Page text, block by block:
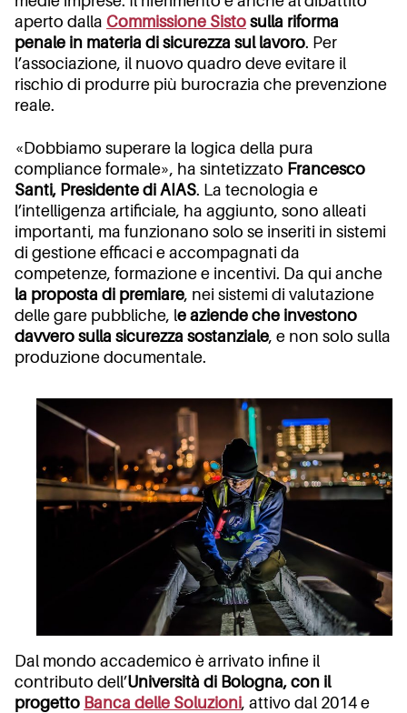
aperto dalla Commissione Sisto sulla riforma
penale in materia di sicurezza sul lavoro. Per
l’associazione, il nuovo quadro deve evitare il
rischio di produrre più burocrazia che prevenzione
reale.
«Dobbiamo superare la logica della pura
compliance formale», ha sintetizzato Francesco
Santi, Presidente di AIAS. La tecnologia e
l’intelligenza artificiale, ha aggiunto, sono alleati
importanti, ma funzionano solo se inseriti in sistemi
di gestione efficaci e accompagnati da
competenze, formazione e incentivi. Da qui anche
la proposta di premiare, nei sistemi di valutazione
delle gare pubbliche, le aziende che investono
davvero sulla sicurezza sostanziale, e non solo sulla
produzione documentale.
Dal mondo accademico è arrivato infine il
contributo dell’Università di Bologna, con il
progetto Banca delle Soluzioni, attivo dal 2014 e